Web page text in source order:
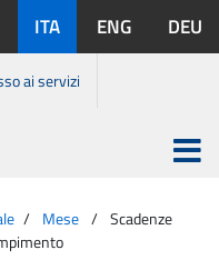
disponibili:
ITA ENG DEU
ai servizi
Apri
menu
Mese
Scadenze